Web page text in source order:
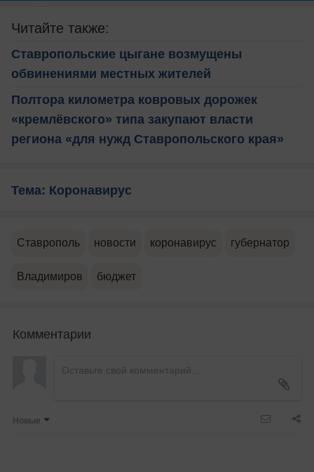
Читайте также:
Ставропольские цыгане возмущены
обвинениями местных жителей
Полтора километра ковровых дорожек
«кремлёвского» типа закупают власти
региона «для нужд Ставропольского края»
Тема: Коронавирус
Ставрополь новости коронавирус губернатор
Владимиров бюджет
Комментарии
Новые